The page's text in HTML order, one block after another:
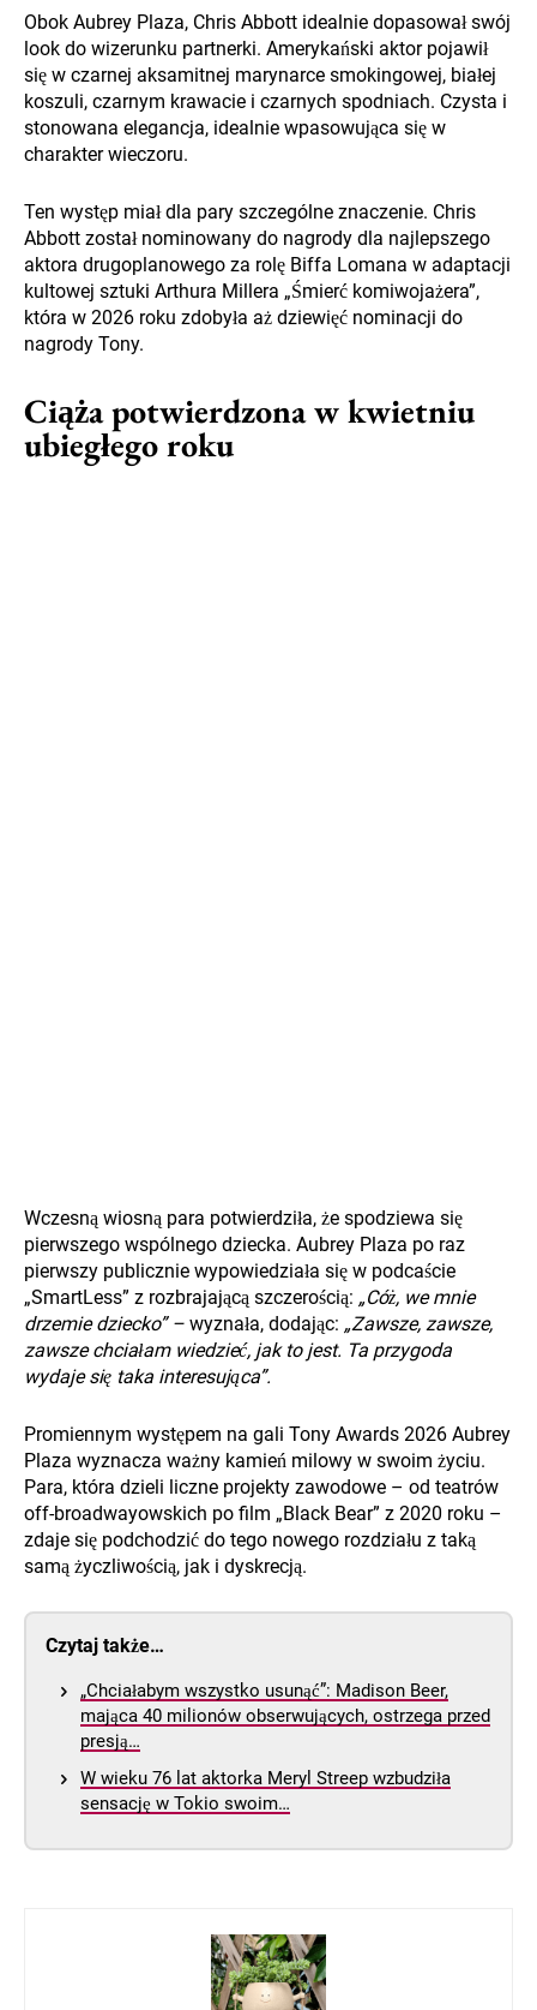
Obok Aubrey Plaza, Chris Abbott idealnie dopasował swój
look do wizerunku partnerki. Amerykański aktor pojawił
się w czarnej aksamitnej marynarce smokingowej, białej
koszuli, czarnym krawacie i czarnych spodniach. Czysta i
stonowana elegancja, idealnie wpasowująca się w
charakter wieczoru.
Ten występ miał dla pary szczególne znaczenie. Chris
Abbott został nominowany do nagrody dla najlepszego
aktora drugoplanowego za rolę Biffa Lomana w adaptacji
kultowej sztuki Arthura Millera „Śmierć komiwojażera”,
która w 2026 roku zdobyła aż dziewięć nominacji do
nagrody Tony.
Ciąża potwierdzona w kwietniu
ubiegłego roku
Wczesną wiosną para potwierdziła, że spodziewa się
pierwszego wspólnego dziecka. Aubrey Plaza po raz
pierwszy publicznie wypowiedziała się w podcaście
„SmartLess” z rozbrajającą szczerością: „Cóż, we mnie
drzemie dziecko” – wyznała, dodając: „Zawsze, zawsze,
zawsze chciałam wiedzieć, jak to jest. Ta przygoda
wydaje się taka interesująca”.
Promiennym występem na gali Tony Awards 2026 Aubrey
Plaza wyznacza ważny kamień milowy w swoim życiu.
Para, która dzieli liczne projekty zawodowe – od teatrów
off-broadwayowskich po film „Black Bear” z 2020 roku –
zdaje się podchodzić do tego nowego rozdziału z taką
samą życzliwością, jak i dyskrecją.
Czytaj także…
„Chciałabym wszystko usunąć”: Madison Beer,
mająca 40 milionów obserwujących, ostrzega przed
presją…
W wieku 76 lat aktorka Meryl Streep wzbudziła
sensację w Tokio swoim…